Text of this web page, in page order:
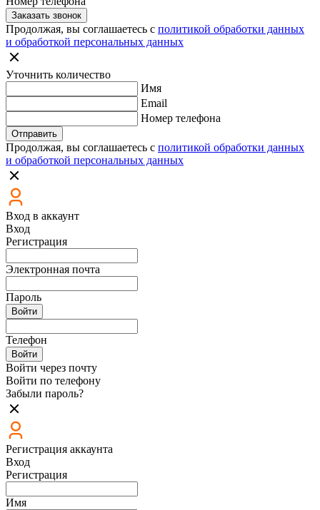
Заказать звонок
Продолжая, вы соглашаетесь с политикой обработки данных
и обработкой персональных данных
Уточнить количество
Имя
Email
Номер телефона
Отправить
Продолжая, вы соглашаетесь с политикой обработки данных
и обработкой персональных данных
Вход в аккаунт
Вход
Регистрация
Электронная почта
Пароль
Войти
Телефон
Войти
Войти через почту
Войти по телефону
Забыли пароль?
Регистрация аккаунта
Вход
Регистрация
Имя